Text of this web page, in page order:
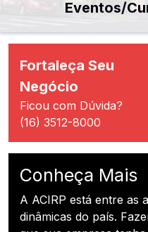
Eventos/
Fortaleça Seu
Negócio
Ficou com Dúvida?
(16) 3512-8000
Conheça Mais
A ACIRP está entre as
dinâmicas do país.